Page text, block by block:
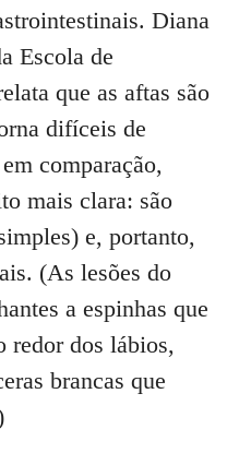
Diana
Escola de
que as aftas são
difíceis de
comparação,
mais clara: são
e, portanto,
(As lesões do
a espinhas que
redor dos lábios,
brancas que